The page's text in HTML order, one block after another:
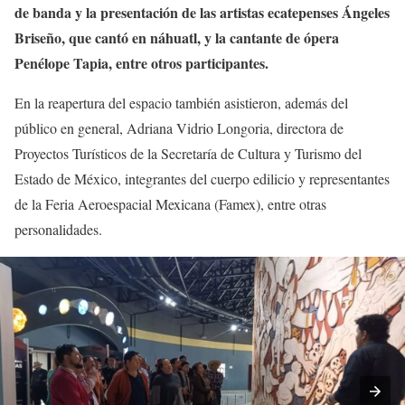
de banda y la presentación de las artistas ecatepenses Ángeles
Briseño, que cantó en náhuatl, y la cantante de ópera
Penélope Tapia, entre otros participantes.
En la reapertura del espacio también asistieron, además del
público en general, Adriana Vidrio Longoria, directora de
Proyectos Turísticos de la Secretaría de Cultura y Turismo del
Estado de México, integrantes del cuerpo edilicio y representantes
de la Feria Aeroespacial Mexicana (Famex), entre otras
personalidades.